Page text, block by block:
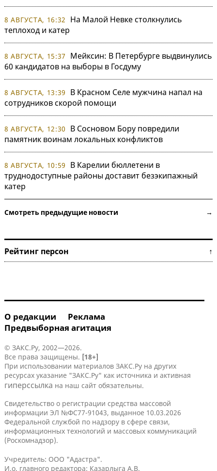
8 АВГУСТА, 16:32
На Малой Невке столкнулись
теплоход и катер
8 АВГУСТА, 15:37
Мейксин: В Петербурге выдвинулись
60 кандидатов на выборы в Госдуму
8 АВГУСТА, 13:39
В Красном Селе мужчина напал на
сотрудников скорой помощи
8 АВГУСТА, 12:30
В Сосновом Бору повредили
памятник воинам локальных конфликтов
8 АВГУСТА, 10:59
В Карелии бюллетени в
труднодоступные районы доставит безэкипажный
катер
Смотреть предыдущие новости →
Рейтинг персон ↑
О редакции
Реклама
Предвыборная агитация
© ЗАКС.Ру, 2002—2026.
Все права защищены. [18+]
При использовании материалов ЗАКС.Ру на других
ресурсах указание "ЗАКС.Ру" как источника и активная
гиперссылка на наш сайт обязательны.
Свидетельство о регистрации средства массовой
информации ЭЛ №ФС77-91043, выданное 10.03.2026
Федеральной службой по надзору в сфере связи,
информационных технологий и массовых коммуникаций
(Роскомнадзор).
Учредитель: ООО "Адастра".
И.о. главного редактора: Казарлыга А.В.